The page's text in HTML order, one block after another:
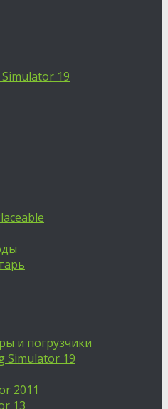
19
и погрузчики
Simulator 19
2011
13